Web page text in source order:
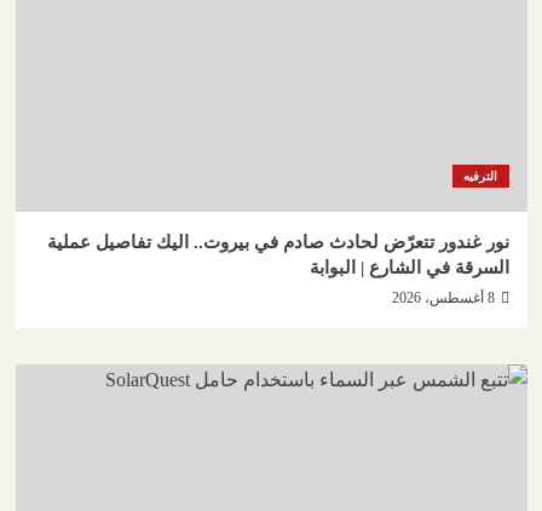
الترفيه
نور غندور تتعرّض لحادث صادم في بيروت.. اليك تفاصيل عملية
السرقة في الشارع | البوابة
8 أغسطس، 2026